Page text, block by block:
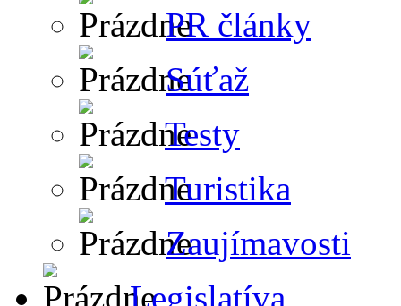
PR články
Súťaž
Testy
Turistika
Zaujímavosti
Legislatíva